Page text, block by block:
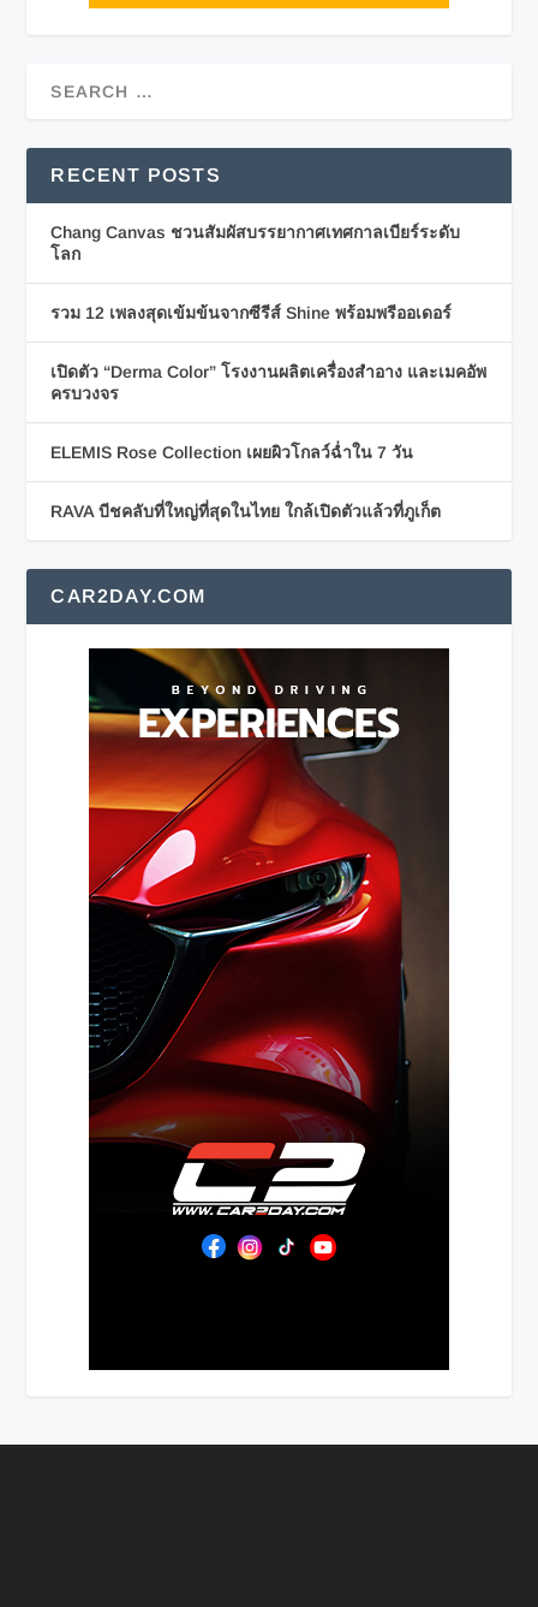
RECENT POSTS
Chang Canvas ชวนสัมผัสบรรยากาศเทศกาลเบียร์ระดับ
โลก
รวม 12 เพลงสุดเข้มข้นจากซีรีส์ Shine พร้อมพรีออเดอร์
เปิดตัว “Derma Color” โรงงานผลิตเครื่องสำอาง และเมคอัพ
ครบวงจร
ELEMIS Rose Collection เผยผิวโกลว์ฉ่ำใน 7 วัน
RAVA บีชคลับที่ใหญ่ที่สุดในไทย ใกล้เปิดตัวแล้วที่ภูเก็ต
CAR2DAY.COM